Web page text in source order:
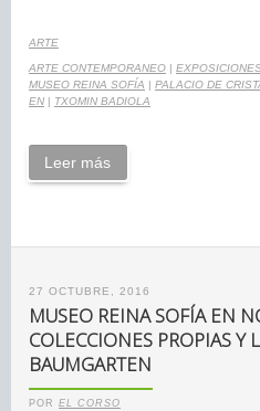
ARTE
ARTE CONTEMPORANEO |
MUSEO REINA SOFÍA | PALACIO DE
EN | TXOMIN BADIOLA
Leer más
27 OCTUBRE, 2016
MUSEO REINA SOFÍA EN
COLECCIONES PROPIAS Y
BAUMGARTEN
POR EL CORSO